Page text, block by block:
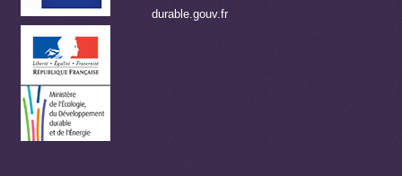
durable.gouv.fr